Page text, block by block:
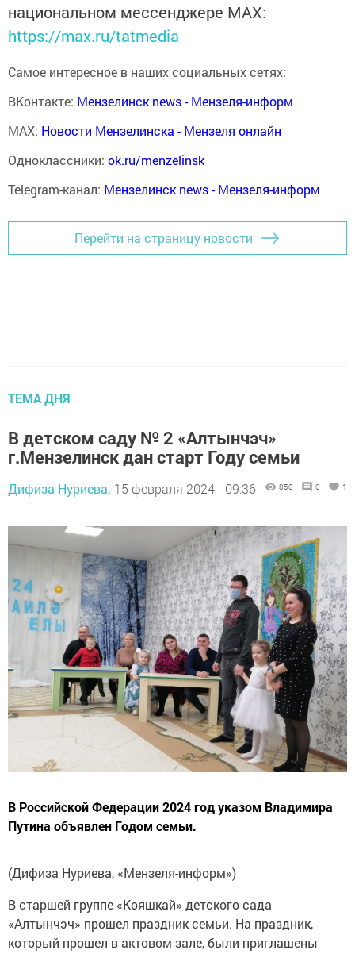
национальном мессенджере MАХ:
https://max.ru/tatmedia
Самое интересное в наших социальных сетях:
ВКонтакте: Мензелинск news - Мензеля-информ
MAX: Новости Мензелинска - Мензеля онлайн
Одноклассники: ok.ru/menzelinsk
Telegram-канал: Мензелинск news - Мензеля-информ
Перейти на страницу новости
ТЕМА ДНЯ
В детском саду № 2 «Алтынчэч»
г.Мензелинск дан старт Году семьи
Дифиза Нуриева, 15 февраля 2024 - 09:36 850 0 1
В Российской Федерации 2024 год указом Владимира
Путина объявлен Годом семьи.
(Дифиза Нуриева, «Мензеля-информ»)
В старшей группе «Кояшкай» детского сада
«Алтынчэч» прошел праздник семьи. На праздник,
который прошел в актовом зале, были приглашены